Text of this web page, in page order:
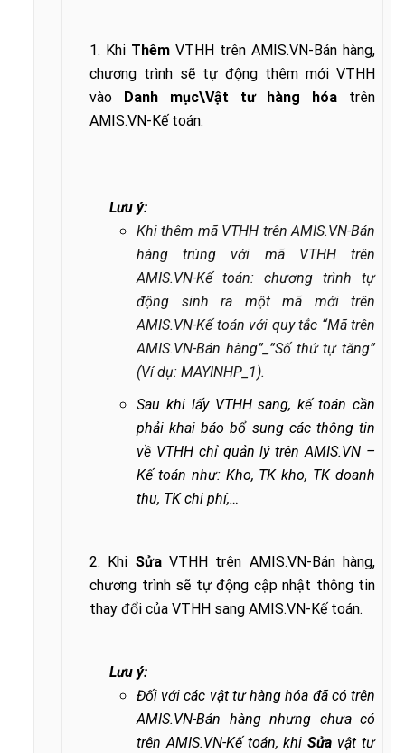
1. Khi Thêm VTHH trên AMIS.VN-Bán hàng,
chương trình sẽ tự động thêm mới VTHH
vào
Danh mục\Vật tư hàng hóa trên
AMIS.VN-Kế toán.
Lưu ý:
Khi thêm mã VTHH trên AMIS.VN-Bán
hàng trùng với mã VTHH trên
AMIS.VN-Kế toán: chương trình tự
động sinh ra một mã mới trên
AMIS.VN-Kế toán với quy tắc “Mã trên
AMIS.VN-Bán hàng”_”Số thứ tự tăng”
(Ví dụ: MAYINHP_1).
Sau khi lấy VTHH sang, kế toán cần
phải khai báo bổ sung các thông tin
về VTHH chỉ quản lý trên AMIS.VN –
Kế toán như: Kho, TK kho, TK doanh
thu, TK chi phí,…
2. Khi SửaVTHH trên AMIS.VN-Bán hàng,
chương trình sẽ tự động cập nhật thông tin
thay đổi của VTHH sang AMIS.VN-Kế toán.
Lưu ý:
Đối với các vật tư hàng hóa đã có trên
AMIS.VN-Bán hàng nhưng chưa có
trên AMIS.VN-Kế toán, khiSửa vật tư